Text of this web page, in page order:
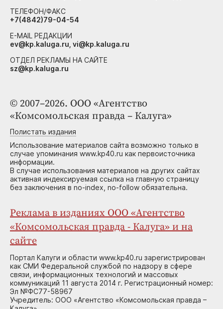
© 2007–2026. ООО «Агентство
«Комсомольская правда – Калуга»
Полистать издания
Использование материалов сайта возможно только в
случае упоминания www.kp40.ru как первоисточника
информации.
В случае использования материалов на других сайтах
активная индексируемая ссылка на главную страницу
без заключения в no-index, no-follow обязательна.
Реклама в изданиях ООО «Агентство
«Комсомольская правда - Калуга» и на
сайте
Портал Калуги и области www.kp40.ru зарегистрирован
как СМИ Федеральной службой по надзору в сфере
связи, информационных технологий и массовых
коммуникаций 11 августа 2014 г. Регистрационный номер:
Эл №ФС77-58967
Учредитель: ООО «Агентство «Комсомольская правда –
ТЕЛЕФОН/ФАКС
+7(4842)79-04-54
E-MAIL РЕДАКЦИИ
ev@kp.kaluga.ru, vi@kp.kaluga.ru
ОТДЕЛ РЕКЛАМЫ НА САЙТЕ
sz@kp.kaluga.ru